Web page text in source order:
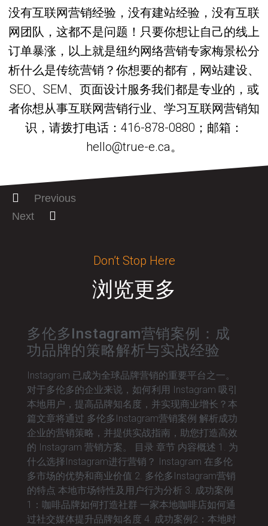
没有互联网营销经验，没有建站经验，没有互联
网团队，这都不是问题！只要你想让自己的线上
订单暴涨，以上就是纽约网络营销专家梅景松分
析什么是传统营销？你想要的都有，网站建设、
SEO、SEM、页面设计服务我们都是专业的，或
者你想从事互联网营销行业、学习互联网营销知
识，请拨打电话：416-878-0880；邮箱：
hello@true-e.ca。
Previous
Next
Don’t Stop Here
浏览更多
多伦多Instagram营销案例：成
功品牌的策略解析与实战经验
Instagram 已成为全球品牌营销的重要平台之一。
对于多伦多的企业来说，如何利用 Instagram 吸引
本地用户，提高品牌知名度，并实现商业增长？本
篇文章将通过 多伦多Instagram营销案例 解析成功
企业的营销策略，并提供实战指南，助您打造高效
的 Instagram 营销方案。 目录 章节 内容概述 1. 为
什么选择Instagram进行营销？ Instagram 在多伦
多市场的优势和商业价值 2. 多伦多Instagram营销
的特点 本地市场特性及用户行为分析 3. 成功案例
1：咖啡品牌如何打造社群 一家本地咖啡店如何通
过社交媒体提升品牌知名度 4. 成功案例2：本地时